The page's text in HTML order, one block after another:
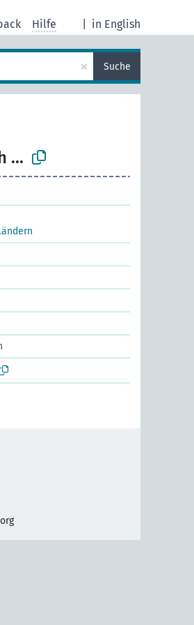
in English
Hilfe
× Suche
...